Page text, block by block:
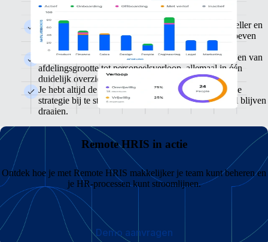
Richt je op de belangrijke statistieken, spot trends sneller en
maak slimmere beslissingen zonder tussen tools te hoeven
switchen.
Houd alles bij, van managerratio's tot teamdiversiteit en van
afdelingsgrootte tot personeelsverloop, allemaal in één
duidelijk overzicht.
Je hebt altijd de juiste gegevens bij de hand om snel je
strategie bij te stellen en te zorgen dat je teams soepel blijven
draaien.
Remote HRIS in actie
Ontdek hoe je met Remote HRIS makkelijker je team kunt beheren en
je HR-processen kunt stroomlijnen.
Demo aanvragen